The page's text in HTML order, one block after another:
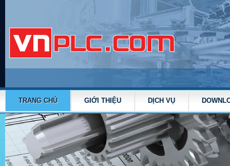
TRANG CHỦ GIỚI THIỆU DỊCH VỤ